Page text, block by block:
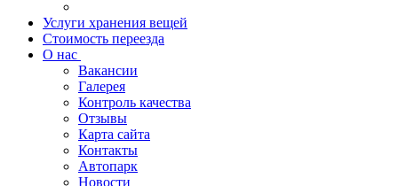
Услуги хранения вещей
Стоимость переезда
О нас
Вакансии
Галерея
Контроль качества
Отзывы
Карта сайта
Контакты
Автопарк
Новости